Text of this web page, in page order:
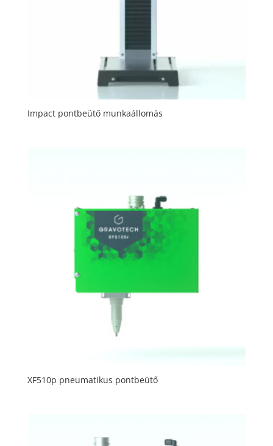
Impact pontbeütő munkaállomás
XF510p pneumatikus pontbeütő